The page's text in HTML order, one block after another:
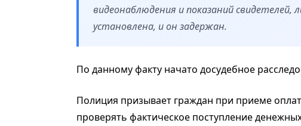
видеонаблюдения и показаний
установлена, и он задержан.
По данному факту начато досудебное
Полиция призывает граждан при приеме
проверять фактическое поступление